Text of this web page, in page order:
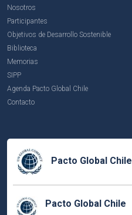
Nosotros
Participantes
Objetivos de Desarrollo Sostenible
Biblioteca
Memorias
SIPP
Agenda Pacto Global Chile
Contacto
Pacto Global Chile
Pacto Global Chile